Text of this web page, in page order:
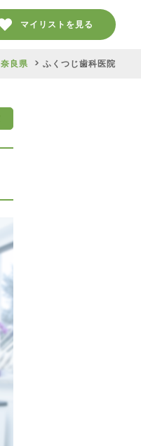
マイリストを見る
奈良県 ふくつじ歯科医院